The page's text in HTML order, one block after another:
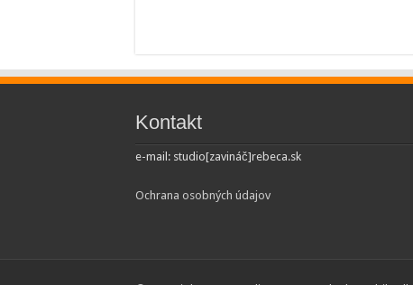
Kontakt
e-mail: studio[zavináč]rebeca.sk
Ochrana osobných údajov